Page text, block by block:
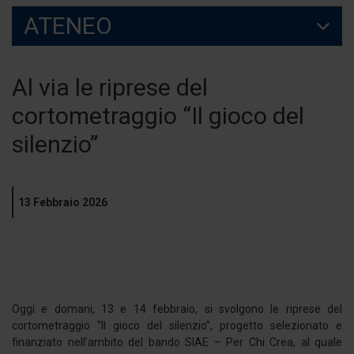
ATENEO
Al via le riprese del
cortometraggio “Il gioco del
silenzio”
13 Febbraio 2026
Oggi e domani, 13 e 14 febbraio, si svolgono le riprese del
cortometraggio “Il gioco del silenzio”, progetto selezionato e
finanziato nell’ambito del bando SIAE – Per Chi Crea, al quale